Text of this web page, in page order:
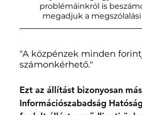
problémáinkról is
megadjuk a
"A közpénzek minden
számonkérhető."
Ezt az állítást bizonyosan
Információszabadság